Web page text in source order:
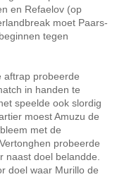
en Refaelov (op
moet Paars-
tegen
aftrap probeerde
in handen te
speelde ook slordig
moest Amuzu de
met de
probeerde
naast doel belandde.
doel waar Murillo de